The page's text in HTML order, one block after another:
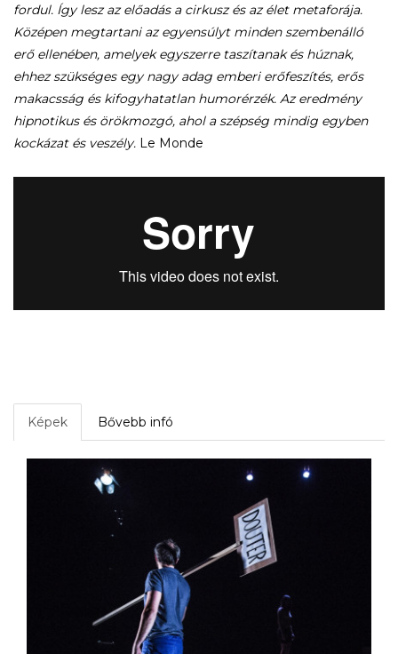
fordul. Így lesz az előadás a cirkusz és az élet metaforája.
Középen megtartani az egyensúlyt minden szembenálló
erő ellenében, amelyek egyszerre taszítanak és húznak,
ehhez szükséges egy nagy adag emberi erőfeszítés, erős
makacsság és kifogyhatatlan humorérzék. Az eredmény
hipnotikus és örökmozgó, ahol a szépség mindig egyben
kockázat és veszély. Le Monde
Képek Bővebb infó